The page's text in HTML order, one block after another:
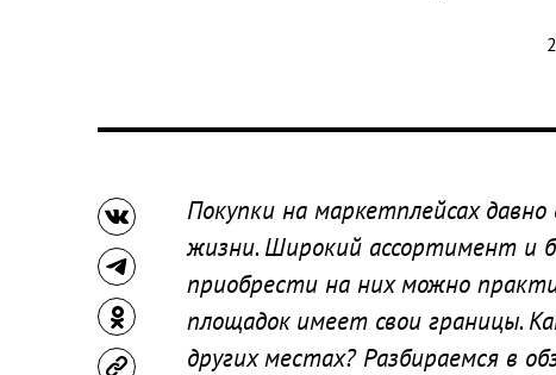
Покупки на маркетплейсах
жизни. Широкий ассортимент и
приобрести на них можно
площадок имеет свои границы.
других местах? Разбираемся в